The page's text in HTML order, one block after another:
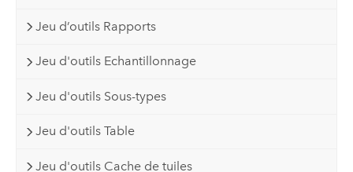
Jeu d’outils Rapports
Jeu d'outils Echantillonnage
Jeu d'outils Sous-types
Jeu d'outils Table
Jeu d'outils Cache de tuiles